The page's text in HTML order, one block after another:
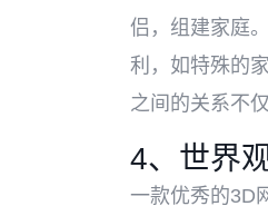
侣，组建家庭
利，如特殊的
之间的关系不
4、世界
一款优秀的3D